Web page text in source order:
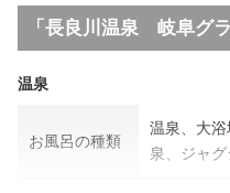
「長良川温泉 岐阜グ
温泉
お風呂の種類
温泉、大
泉、ジャ